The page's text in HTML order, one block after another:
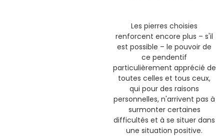
Les pierres choisies
renforcent encore plus – s'il
est possible – le pouvoir de
ce pendentif
particulièrement apprécié de
toutes celles et tous ceux,
qui pour des raisons
personnelles, n'arrivent pas à
surmonter certaines
difficultés et à se situer dans
une situation positive.